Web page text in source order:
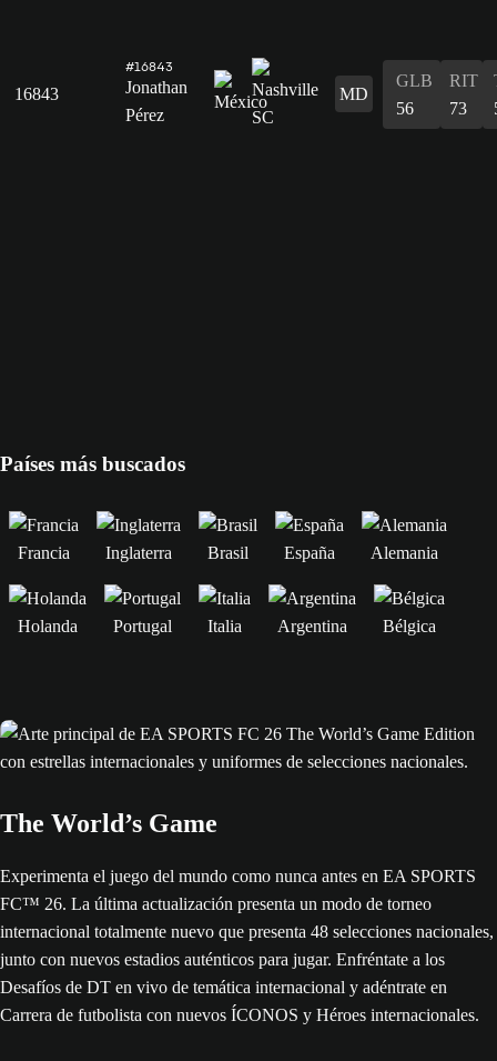
16843
#16843
Jonathan
Pérez
MD
GLB
56
RIT
73
Países más buscados
Francia Inglaterra Brasil España Alemania
Holanda Portugal Italia Argentina Bélgica
The World’s Game
Experimenta el juego del mundo como nunca antes en EA SPORTS
FC™ 26. La última actualización presenta un modo de torneo
internacional totalmente nuevo que presenta 48 selecciones nacionales,
junto con nuevos estadios auténticos para jugar. Enfréntate a los
Desafíos de DT en vivo de temática internacional y adéntrate en
Carrera de futbolista con nuevos ÍCONOS y Héroes internacionales.